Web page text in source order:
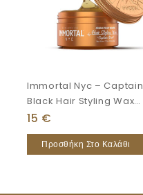
Immortal Nyc – Captain
Black Hair Styling Wax
150 Ml
15 €
Προσθήκη Στο Καλάθι